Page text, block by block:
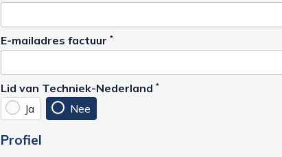
E-mailadres factuur *
Lid van Techniek-Nederland *
Ja Nee
Profiel